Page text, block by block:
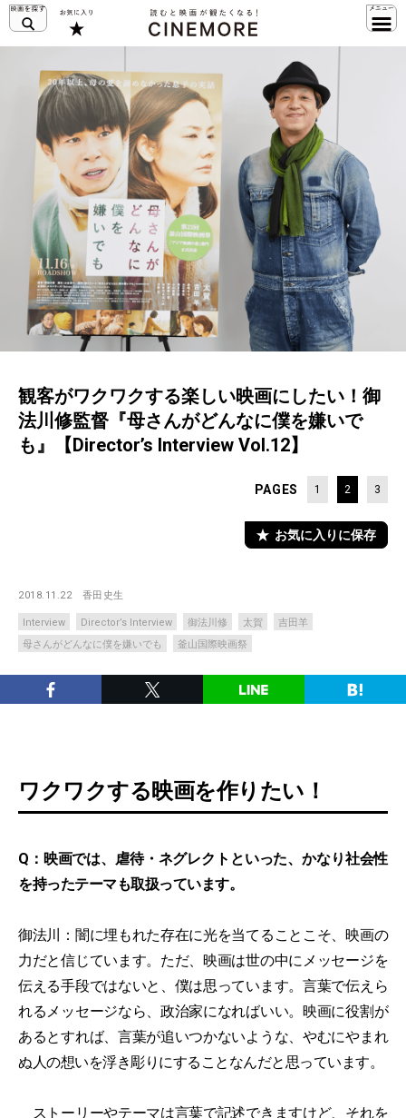
観客がワクワクする楽しい映画にしたい！御
法川修監督『母さんがどんなに僕を嫌いで
も』【Director’s Interview Vol.12】
PAGES 1 2 3
お気に入りに保存
2018.11.22 香田史生
Interview Director’s Interview 御法川修 太賀
吉田羊
母さんがどんなに僕を嫌いでも
釜山国際映画祭
ワクワクする映画を作りたい！
Q：映画では、虐待・ネグレクトといった、かなり社会性
を持ったテーマも取扱っています。
御法川：闇に埋もれた存在に光を当てることこそ、映画の
力だと信じています。ただ、映画は世の中にメッセージを
伝える手段ではないと、僕は思っています。言葉で伝えら
れるメッセージなら、政治家になればいい。映画に役割が
あるとすれば、言葉が追いつかないような、やむにやまれ
ぬ人の想いを浮き彫りにすることなんだと思っています。
ストーリーやテーマは言葉で記述できますけど、それを